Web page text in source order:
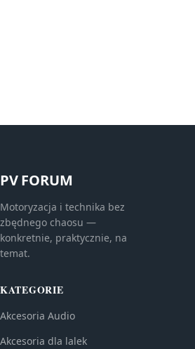
PV FORUM
Motoryzacja i technika bez
zbędnego chaosu —
konkretnie, praktycznie, na
temat.
KATEGORIE
Akcesoria Audio
Akcesoria dla lalek